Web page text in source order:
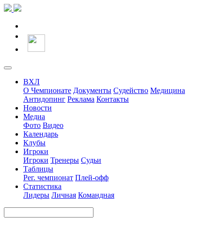
ВХЛ
О Чемпионате Документы Судейство Медицина
Антидопинг Реклама Контакты
Новости
Медиа
Фото Видео
Календарь
Клубы
Игроки
Игроки Тренеры Судьи
Таблицы
Рег. чемпионат Плей-офф
Статистика
Лидеры Личная Командная